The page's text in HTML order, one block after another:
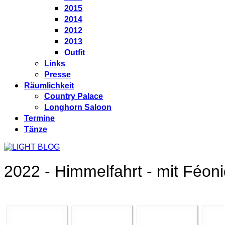
2015
2014
2012
2013
Outfit
Links
Presse
Räumlichkeit
Country Palace
Longhorn Saloon
Termine
Tänze
2022 - Himmelfahrt - mit